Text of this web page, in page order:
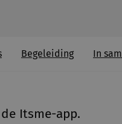
Begeleiding In
Itsme-app.